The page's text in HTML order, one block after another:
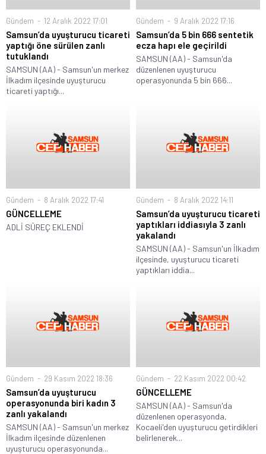
Gündem 12 Aralık 2022 17:01
Samsun’da uyuşturucu ticareti
yaptığı öne sürülen zanlı
tutuklandı
SAMSUN (AA) - Samsun'un merkez
İlkadım ilçesinde uyuşturucu
ticareti yaptığı...
Gündem 9 Aralık 2022 17:16
Samsun’da 5 bin 666 sentetik
ecza hapı ele geçirildi
SAMSUN (AA) - Samsun'da
düzenlenen uyuşturucu
operasyonunda 5 bin 666...
Gündem 8 Aralık 2022 17:41
GÜNCELLEME
ADLİ SÜREÇ EKLENDİ
Gündem 8 Aralık 2022 14:11
Samsun’da uyuşturucu ticareti
yaptıkları iddiasıyla 3 zanlı
yakalandı
SAMSUN (AA) - Samsun'un İlkadım
ilçesinde, uyuşturucu ticareti
yaptıkları iddia...
Gündem 29 Kasım 2022 18:36
Samsun’da uyuşturucu
operasyonunda biri kadın 3
zanlı yakalandı
SAMSUN (AA) - Samsun'un merkez
İlkadım ilçesinde düzenlenen
uyuşturucu operasyonunda...
Gündem 22 Kasım 2022 00:42
GÜNCELLEME
SAMSUN (AA) - Samsun'da
düzenlenen operasyonda,
Kocaeli'den uyuşturucu getirdikleri
belirlenerek...